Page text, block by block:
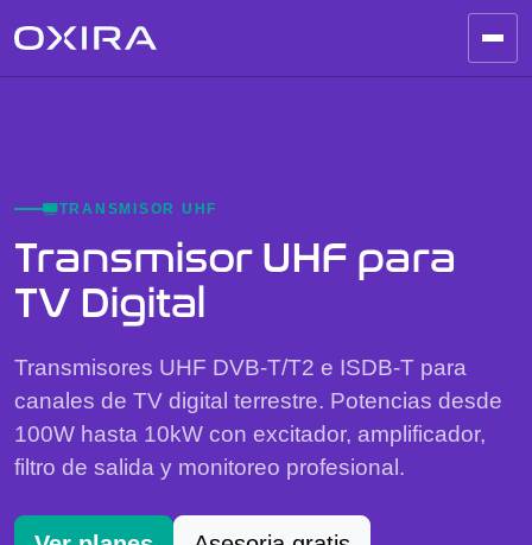
TRANSMISOR UHF
Transmisor UHF para
TV Digital
Transmisores UHF DVB-T/T2 e ISDB-T para
canales de TV digital terrestre. Potencias desde
100W hasta 10kW con excitador, amplificador,
filtro de salida y monitoreo profesional.